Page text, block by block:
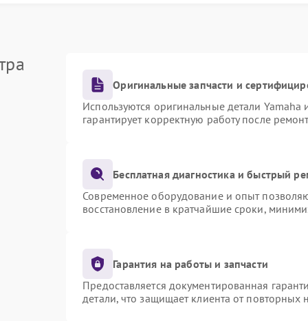
Оригинальные запчасти и
Используются оригинальные детали
гарантирует корректную работу после
Бесплатная диагностика и быстрый
Современное оборудование и опыт
восстановление в кратчайшие сроки,
Гарантия на работы и запчасти
Предоставляется документированная
детали, что защищает клиента от повторных